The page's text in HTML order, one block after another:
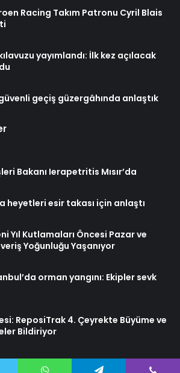
Racing Takım Patronu Cyril Blais
yayımlandı: İlk kez açılacak
geçiş güzergâhında anlaştık
Bakanı Ierapetritis Mısır’da
heyetleri esir takası için anlaştı
Yıl Kutlamaları Öncesi Pazar ve
Yoğunluğu Yaşanıyor
orman yangını: Ekipler sevk
ReposiTrak 4. Çeyrekte Büyüme ve
Bildiriyor